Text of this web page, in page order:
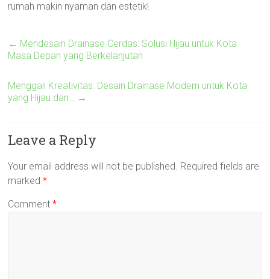
rumah makin nyaman dan estetik!
← Mendesain Drainase Cerdas: Solusi Hijau untuk Kota
Masa Depan yang Berkelanjutan
Menggali Kreativitas: Desain Drainase Modern untuk Kota
yang Hijau dan… →
Leave a Reply
Your email address will not be published. Required fields are
marked*
Comment*